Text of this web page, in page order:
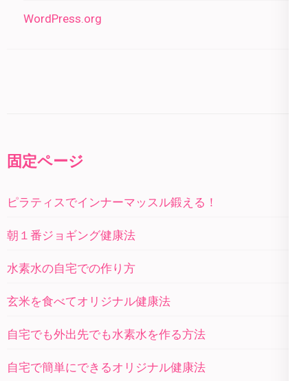
WordPress.org
固定ページ
ピラティスでインナーマッスル鍛える！
朝１番ジョギング健康法
水素水の自宅での作り方
玄米を食べてオリジナル健康法
自宅でも外出先でも水素水を作る方法
自宅で簡単にできるオリジナル健康法